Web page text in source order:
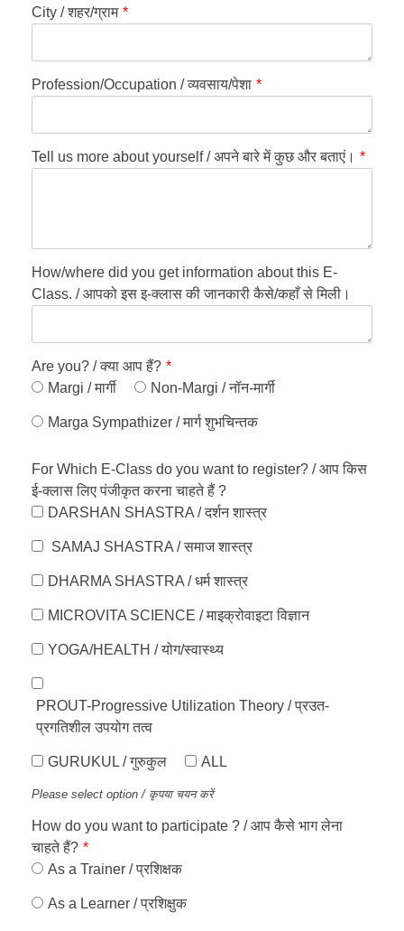
City / शहर/ग्राम *
Profession/Occupation / व्यवसाय/पेशा *
Tell us more about yourself / अपने बारे में कुछ और बताएं। *
How/where did you get information about this E-
Class. / आपको इस इ-क्लास की जानकारी कैसे/कहाँ से मिली।
Are you? / क्या आप हैं? *
Margi / मार्गी
Non-Margi / नॉन-मार्गी
Marga Sympathizer / मार्ग शुभचिन्तक
For Which E-Class do you want to register? / आप किस
ई-क्लास लिए पंजीकृत करना चाहते हैं ?
DARSHAN SHASTRA / दर्शन शास्त्र
SAMAJ SHASTRA / समाज शास्त्र
DHARMA SHASTRA / धर्म शास्त्र
MICROVITA SCIENCE / माइक्रोवाइटा विज्ञान
YOGA/HEALTH / योग/स्वास्थ्य
PROUT-Progressive Utilization Theory / प्रउत-
प्रगतिशील उपयोग तत्व
GURUKUL / गुरुकुल ALL
Please select option / कृपया चयन करें
How do you want to participate ? / आप कैसे भाग लेना
चाहते हैं? *
As a Trainer / प्रशिक्षक
As a Learner / प्रशिक्षुक